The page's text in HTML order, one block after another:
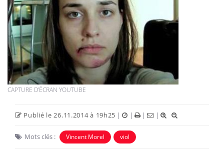
CAPTURE D'ÉCRAN YOUTUBE
Publié le 26.11.2014 à 19h25 | | | |
Mots clés : Vincent Morel viol